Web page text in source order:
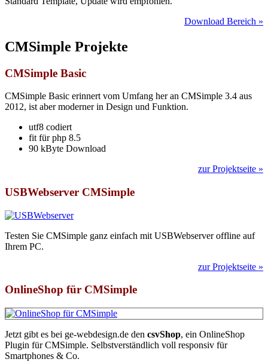
Download Bereich »
CMSimple Projekte
CMSimple Basic
CMSimple Basic erinnert vom Umfang her an CMSimple 3.4 aus
2012, ist aber moderner in Design und Funktion.
utf8 codiert
fit für php 8.5
90 kByte Download
zur Projektseite »
USBWebserver CMSimple
Testen Sie CMSimple ganz einfach mit USBWebserver offline auf
Ihrem PC.
zur Projektseite »
OnlineShop für CMSimple
Jetzt gibt es bei ge-webdesign.de den csvShop, ein OnlineShop
Plugin für CMSimple. Selbstverständlich voll responsiv für
Smartphones & Co.